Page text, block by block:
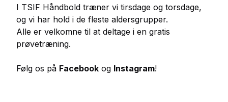
I TSIF Håndbold træner vi tirsdage og torsdage,
og vi har hold i de fleste aldersgrupper.
Alle er velkomne til at deltage i en gratis
prøvetræning.
Følg os på Facebook og Instagram!